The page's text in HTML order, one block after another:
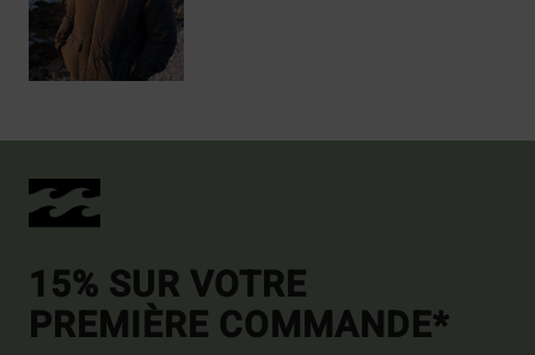
15% SUR VOTRE
PREMIÈRE COMMANDE*